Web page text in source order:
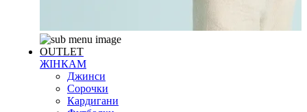
OUTLET
ЖІНКАМ
Джинси
Сорочки
Кардигани